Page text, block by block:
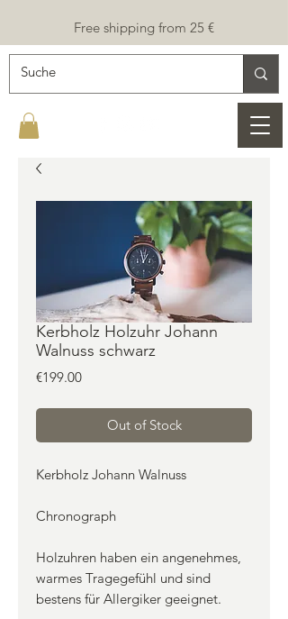
Free shipping from 25 €
Kerbholz Holzuhr Johann
Walnuss schwarz
€199.00Price
Out of Stock
Kerbholz Johann Walnuss
Chronograph
Holzuhren haben ein angenehmes,
warmes Tragegefühl und sind
bestens für Allergiker geeignet.